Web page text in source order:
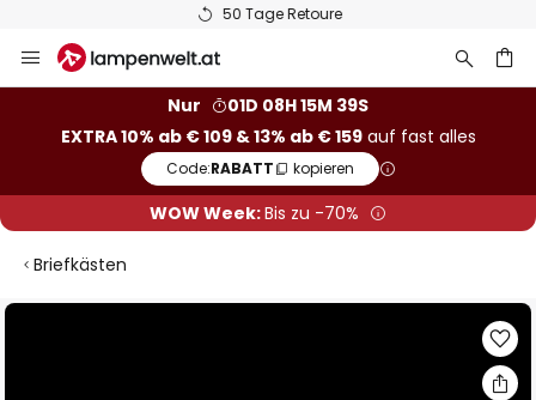
50 Tage Retoure
Inhalt
Nur
01D 08H 15M 39S
EXTRA 10% ab € 109 & 13% ab € 159auf fast alles
Code:RABATT kopieren
WOW Week:Bis zu -70%
Briefkästen
Zum